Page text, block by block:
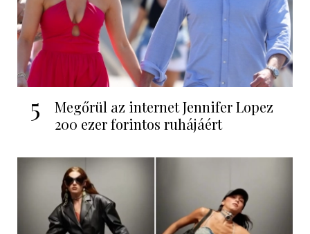
5
Megőrül az internet Jennifer Lopez
200 ezer forintos ruhájáért